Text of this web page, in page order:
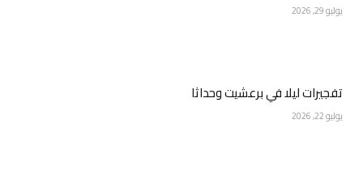
يوليو 29, 2026
تفجيرات ليلا في برعشيت وحداثا
يوليو 22, 2026